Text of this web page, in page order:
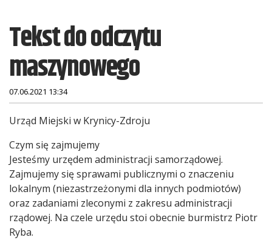
Tekst do odczytu
maszynowego
07.06.2021 13:34
Treść
Urząd Miejski w Krynicy-Zdroju
Czym się zajmujemy
Jesteśmy urzędem administracji samorządowej.
Zajmujemy się sprawami publicznymi o znaczeniu
lokalnym (niezastrzeżonymi dla innych podmiotów)
oraz zadaniami zleconymi z zakresu administracji
rządowej. Na czele urzędu stoi obecnie burmistrz Piotr
Ryba.